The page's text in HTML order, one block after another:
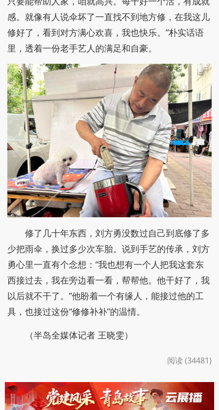
感。就像有人说伞坏了一直找不到地方修，在我这儿
修好了，看到对方满心欢喜，我也快乐。”朴实话语
里，透着一份老手艺人的满足和自豪。
修了几十年东西，刘方勇没数过自己到底修了多
少把雨伞，换过多少次车胎。说到手艺的传承，刘方
勇心里一直有个念想：“我也想有一个人把我这套东
西接过去，我在旁边看一看，帮帮他。他干好了，我
以后就不干了。”他盼着一个有缘人，能接过他的工
具，也接过这份“修修补补”的温情。
（半岛全媒体记者 王晓雯）
阅读 (34481)